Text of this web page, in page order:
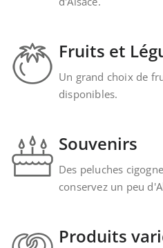
Fruits et
Un grand choix de
disponibles.
Souvenirs
Des peluches
conservez un peu
Produits